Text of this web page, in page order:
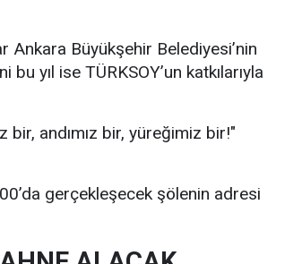
Ankara Büyükşehir Belediyesi’nin
yıl ise TÜRKSOY’un katkılarıyla
bir, andımız bir, yüreğimiz bir!"
gerçekleşecek şölenin adresi